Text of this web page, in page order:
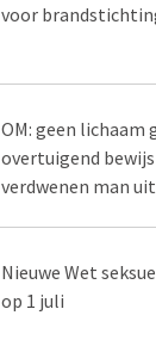
voor
OM: geen lichaam
overtuigend
verdwenen man
Nieuwe Wet
op 1 juli